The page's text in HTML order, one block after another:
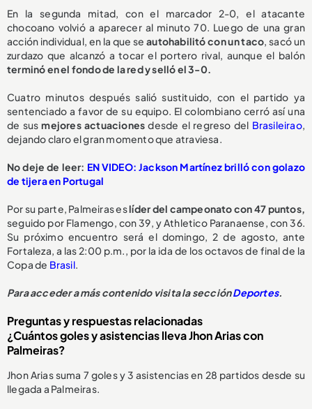
En la segunda mitad, con el marcador 2-0, el atacante
chocoano volvió a aparecer al minuto 70. Luego de una gran
acción individual, en la que seautohabilitó con un taco, sacó un
zurdazo que alcanzó a tocar el portero rival, aunque el balón
terminó en el fondo de la red y selló el 3-0.
Cuatro minutos después salió sustituido, con el partido ya
sentenciado a favor de su equipo. El colombiano cerró así una
de susmejores actuaciones desde el regreso del Brasileirao,
dejando claro el gran momento que atraviesa.
No deje de leer: EN VIDEO: Jackson Martínez brilló con golazo
de tijera en Portugal
Por su parte, Palmeiras eslíder del campeonato con 47 puntos,
seguido por Flamengo, con 39, y Athletico Paranaense, con 36.
Su próximo encuentro será el domingo, 2 de agosto, ante
Fortaleza, a las 2:00 p.m., por la ida de los octavos de final de la
Copa de Brasil.
Para acceder a más contenido visita la secciónDeportes.
Preguntas y respuestas relacionadas
¿Cuántos goles y asistencias lleva Jhon Arias con
Palmeiras?
Jhon Arias suma 7 goles y 3 asistencias en 28 partidos desde su
llegada a Palmeiras.